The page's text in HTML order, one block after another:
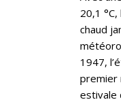
20,1
chaud
1947,
premier
estivale